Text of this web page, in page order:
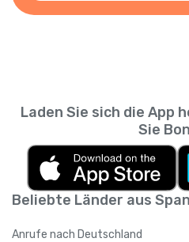
Beliebte Länder aus
Anrufe nach Deutschland
Laden Sie sich die App
Sie